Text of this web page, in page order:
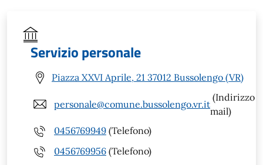
Servizio personale
Piazza XXVI Aprile, 21 37012 Bussolengo (VR)
personale@comune.bussolengo.vr.it
(Indirizzo
mail)
0456769949 (Telefono)
0456769956 (Telefono)